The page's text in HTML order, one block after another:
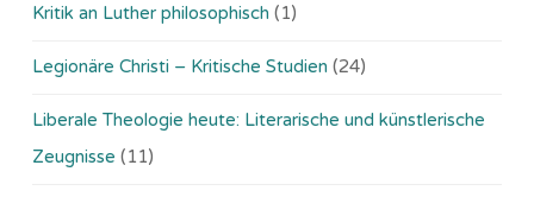
Kritik an Luther philosophisch (1)
Legionäre Christi – Kritische Studien (24)
Liberale Theologie heute: Literarische und künstlerische
Zeugnisse (11)